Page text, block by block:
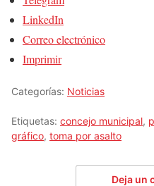
LinkedIn
Correo electrónico
Imprimir
Categorías: Noticias
Etiquetas: concejo municipal,
gráfico, toma por asalto
Deja un